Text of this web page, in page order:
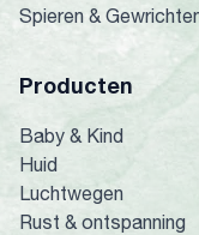
Spieren &
Producten
Baby & Kind
Huid
Luchtwegen
Rust & ontspanning